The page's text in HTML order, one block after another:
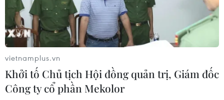
Brazil hạ cấp quan hệ với Argentina,
căng thẳng ngoại giao với Mỹ
05/08/2026 03:55
vietnamplus.vn
Khởi tố Chủ tịch Hội đồng quản trị, Giám đốc
Công ty cổ phần Mekolor